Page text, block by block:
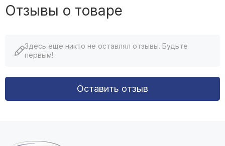
Отзывы о товаре
Здесь еще никто не оставлял отзывы. Будьте
первым!
Оставить отзыв